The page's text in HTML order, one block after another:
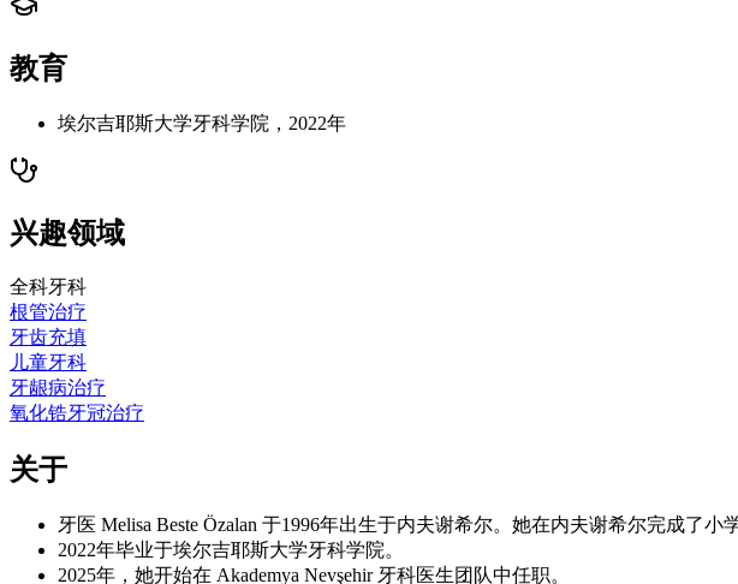
教育
埃尔吉耶斯大学牙科学院，2022年
兴趣领域
全科牙科
根管治疗
牙齿充填
儿童牙科
牙龈病治疗
氧化锆牙冠治疗
关于
牙医 Melisa Beste Özalan 于1996年出生于内夫谢希尔。她在内夫谢希尔完成了小
2022年毕业于埃尔吉耶斯大学牙科学院。
2025年，她开始在 Akademya Nevşehir 牙科医生团队中任职。